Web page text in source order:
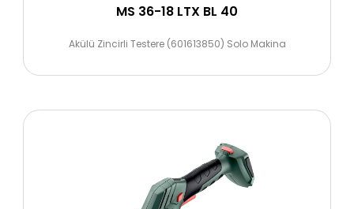
MS 36-18 LTX BL 40
Akülü Zincirli Testere (601613850) Solo Makina